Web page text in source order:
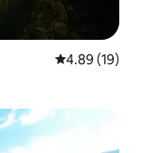
평점 4.89점(5
4.89 (19)